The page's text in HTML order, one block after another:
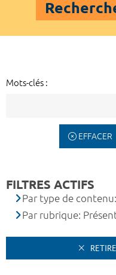
Mots-clés :
EFFACER
FILTRES ACTIFS
Par type de
Par rubrique: